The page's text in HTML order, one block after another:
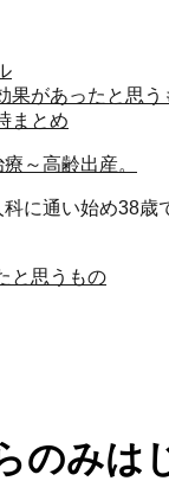
果があったと思う
まとめ
～高齢出産。
に通い始め38歳
と思うもの
のみは